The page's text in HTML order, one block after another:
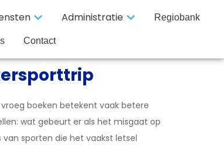
Administratie Regiobank
Contact
boeken betekent vaak betere
wat gebeurt er als het misgaat op
van sporten die het vaakst letsel